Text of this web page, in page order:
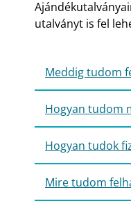
utalványt is fel
Meddig tudom
Hogyan tudom
Hogyan tudok
Mire tudom